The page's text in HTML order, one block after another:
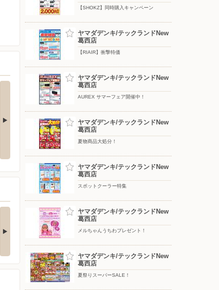
メルちゃんうちわプレゼント！ ヤマダアプリでポイ活
の最新！水拭き
すごいロボット…
美味しさもコスパもち
□■□■□■□■□■□■□■□■□■□■□
【SHOKZ】同時購入キャンペーン
ヤマダデンキ/テックランドNew
葛西店
【RIAIR】衝撃特価
ヤマダデンキ/テックランドNew
葛西店
AUREX サマーフェア開催中！
ヤマダデンキ/テックランドNew
葛西店
夏物商品大処分！
ヤマダデンキ/テックランドNew
葛西店
スポットクーラー特集
ヤマダデンキ/テックランドNew
葛西店
メルちゃんうちわプレゼント！
ヤマダデンキ/テックランドNew
葛西店
夏祭りスーパーSALE！